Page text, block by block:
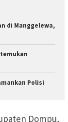
di Manggelewa,
Polisi
Dompu,